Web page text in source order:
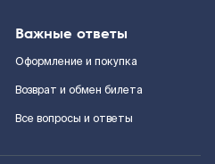
Важные ответы
Оформление и покупка
Возврат и обмен билета
Все вопросы и ответы